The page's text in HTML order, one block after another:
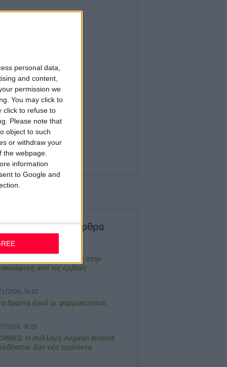
personal data,
and content,
permission we
You may click to
click to refuse to
Please note that
object to such
or withdraw your
webpage.
information
to Google and
δημοφιλέστερα άρθρα
2026, 17:25
Αποτελεσματικό στην
από τις εμβοές
3/2026, 16:05
θρανία ξανά οι φαρμακοποιοί
7/2026, 16:05
Η συλλογή Aegean Bronze
δύο νέα προϊόντα